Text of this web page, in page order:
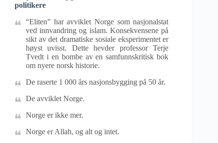
politikere
“Eliten” har avviklet Norge som nasjonalstat
ved innvandring og islam. Konsekvensene på
sikt av det dramatiske sosiale eksperimentet er
høyst uvisst. Dette hevder professor Terje
Tvedt i en bombe av en samfunnskritisk bok
om nyere norsk historie.
De raserte 1 000 års nasjonsbygging på 50 år.
De avviklet Norge.
Norge er ikke mer.
Norge er Allah, og alt og intet.